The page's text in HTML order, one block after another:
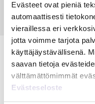
Evästeet ovat pieniä
automaattisesti
vieraillessa eri
jotta voimme tarjota
käyttäjäystävällisenä.
saavan tietoja
välttämättömimmät
Evästeseloste